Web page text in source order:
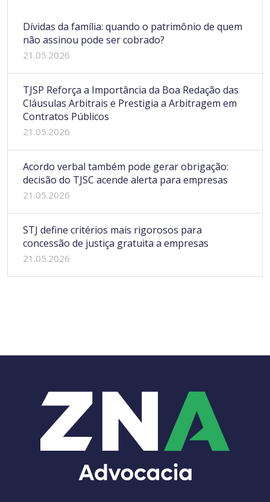
Dívidas da família: quando o patrimônio de quem
não assinou pode ser cobrado?
21.05.2026
TJSP Reforça a Importância da Boa Redação das
Cláusulas Arbitrais e Prestigia a Arbitragem em
Contratos Públicos
21.05.2026
Acordo verbal também pode gerar obrigação:
decisão do TJSC acende alerta para empresas
21.05.2026
STJ define critérios mais rigorosos para
concessão de justiça gratuita a empresas
21.05.2026